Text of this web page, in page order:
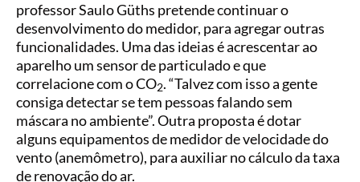
professor Saulo Güths pretende continuar o
desenvolvimento do medidor, para agregar outras
funcionalidades. Uma das ideias é acrescentar ao
aparelho um sensor de particulado e que
correlacione com o CO2. “Talvez com isso a gente
consiga detectar se tem pessoas falando sem
máscara no ambiente”. Outra proposta é dotar
alguns equipamentos de medidor de velocidade do
vento (anemômetro), para auxiliar no cálculo da taxa
de renovação do ar.